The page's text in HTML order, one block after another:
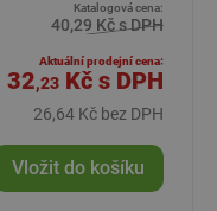
Katalogová cena:
40,29 Kč s DPH
Aktuální prodejní cena:
32,23 Kč s DPH
26,64 Kč bez DPH
Vložit do košíku